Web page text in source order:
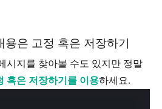
용은 고정 혹은 저장하기
시지를 찾아볼 수도 있지만 정말
혹은 저장하기를 이용하세요.